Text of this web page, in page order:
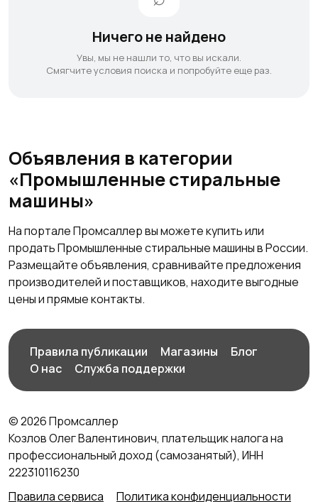
Ничего не найдено
Увы, мы не нашли то, что вы искали.
Смягчите условия поиска и попробуйте еще раз.
Объявления в категории
«Промышленные стиральные
машины»
На портале Промсаллер вы можете купить или
продать Промышленные стиральные машины в России.
Размещайте объявления, сравнивайте предложения
производителей и поставщиков, находите выгодные
цены и прямые контакты.
Правила публикации Магазины
Блог
О нас
Служба поддержки
© 2026 Промсаллер
Козлов Олег Валентинович, плательщик налога на
профессиональный доход (самозанятый), ИНН
222310116230
Правила сервиса
Политика конфиденциальности